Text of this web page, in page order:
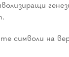
символи на